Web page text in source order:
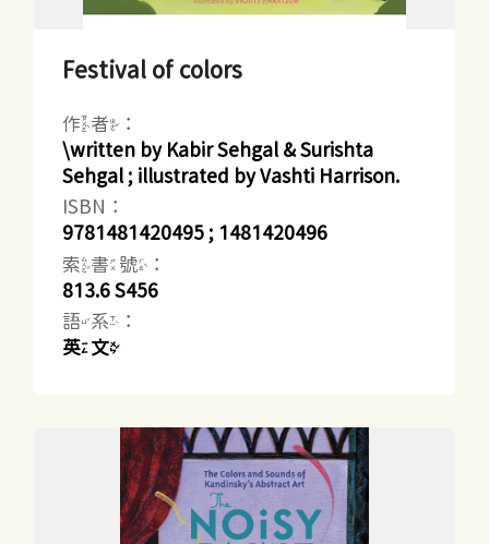
Festival of colors
作者：
\written by Kabir Sehgal & Surishta
Sehgal ; illustrated by Vashti Harrison.
ISBN：
9781481420495 ; 1481420496
索書號：
813.6 S456
語系：
英文